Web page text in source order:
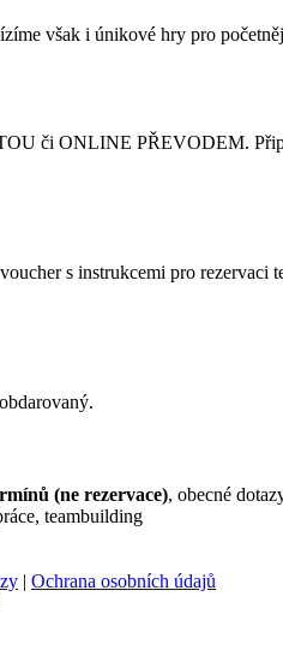
však i únikové hry pro
či ONLINE PŘEVODEM.
s instrukcemi pro rezervaci
(ne rezervace), obecné
teambuilding
| Ochrana osobních údajů